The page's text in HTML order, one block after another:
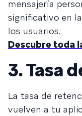
mensajería
significativo en
los usuarios.
Descubre toda
3. Tasa
La tasa de
vuelven a tu